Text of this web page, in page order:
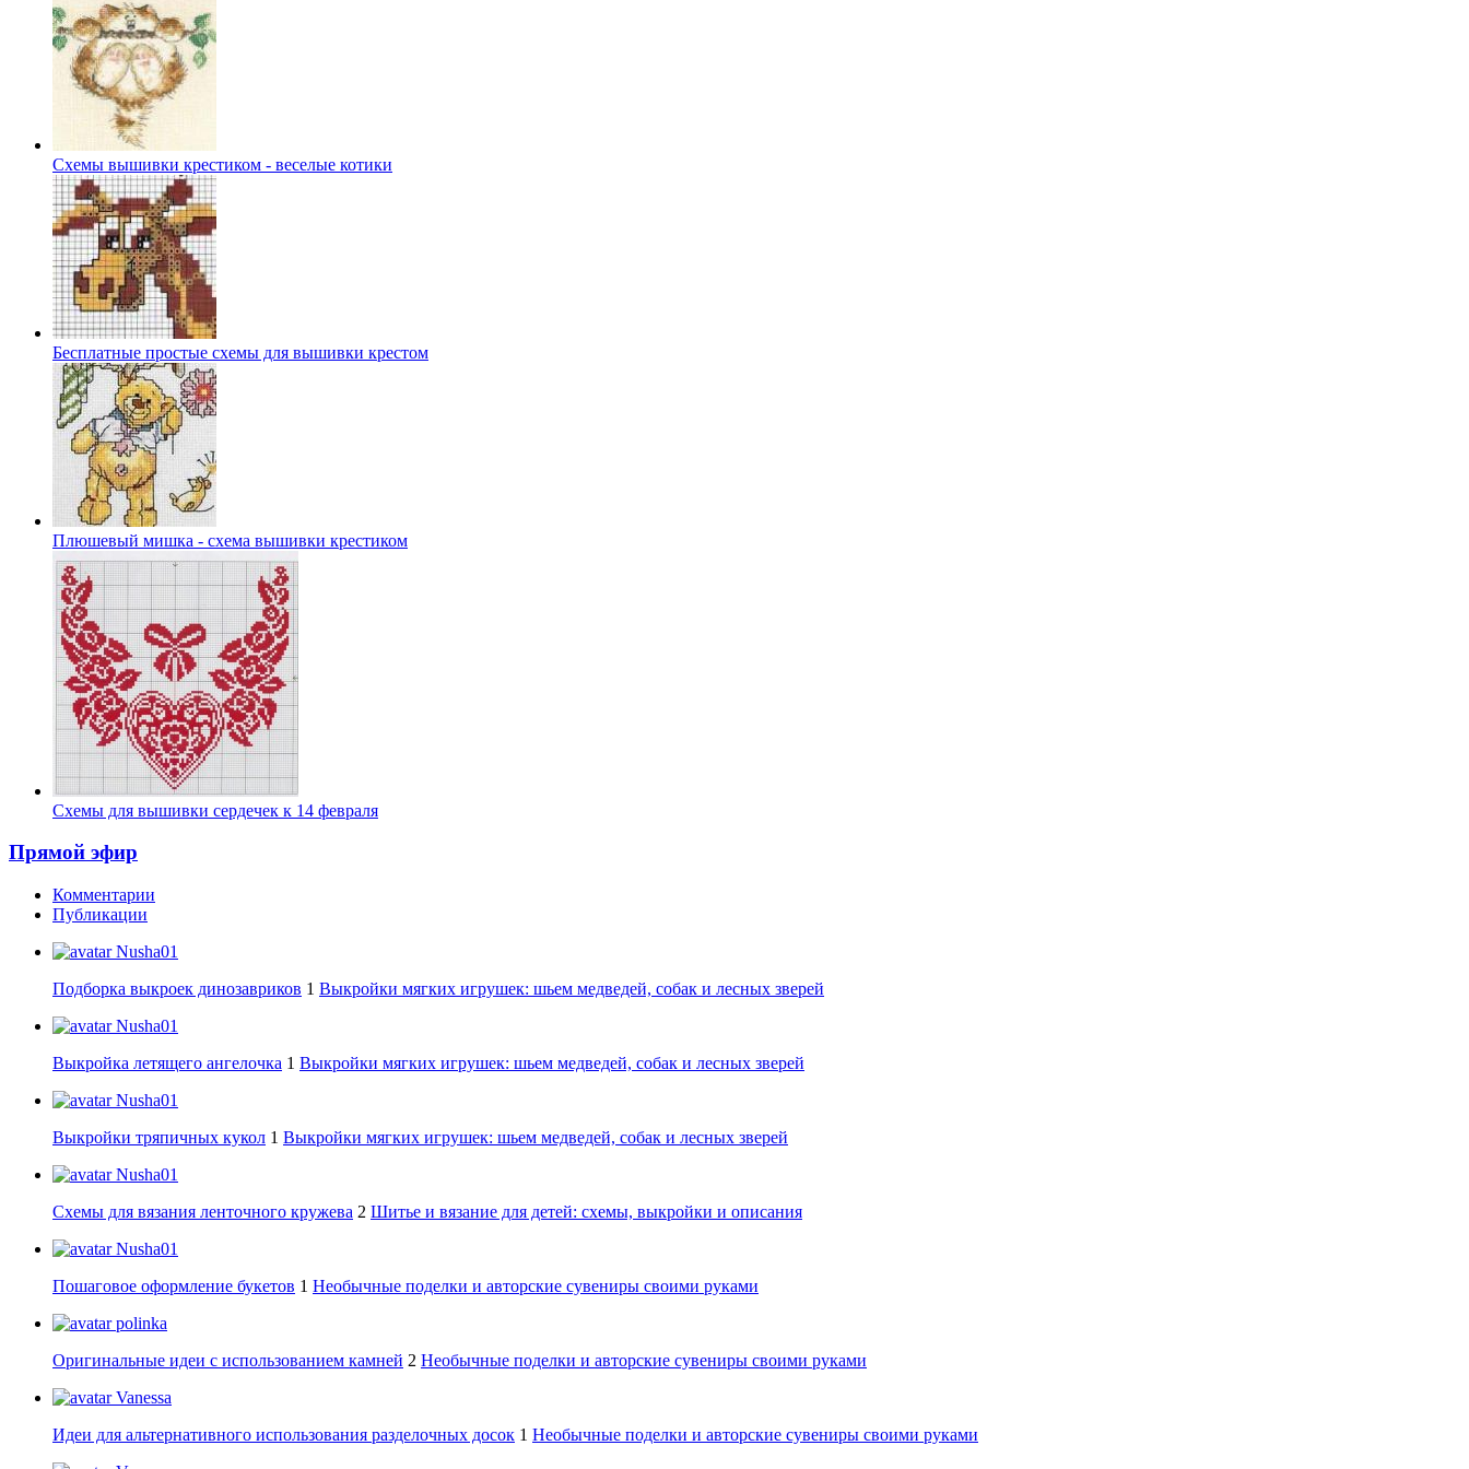
Схемы вышивки крестиком - веселые котики
Бесплатные простые схемы для вышивки крестом
Плюшевый мишка - схема вышивки крестиком
Схемы для вышивки сердечек к 14 февраля
Прямой эфир
Комментарии
Публикации
Nusha01
Подборка выкроек динозавриков 1 Выкройки мягких игрушек: шьем медведей, собак и лесных зверей
Nusha01
Выкройка летящего ангелочка 1 Выкройки мягких игрушек: шьем медведей, собак и лесных зверей
Nusha01
Выкройки тряпичных кукол 1 Выкройки мягких игрушек: шьем медведей, собак и лесных зверей
Nusha01
Схемы для вязания ленточного кружева 2 Шитье и вязание для детей: схемы, выкройки и описания
Nusha01
Пошаговое оформление букетов 1 Необычные поделки и авторские сувениры своими руками
polinka
Оригинальные идеи с использованием камней 2 Необычные поделки и авторские сувениры своими руками
Vanessa
Идеи для альтернативного использования разделочных досок 1 Необычные поделки и авторские сувениры своими руками